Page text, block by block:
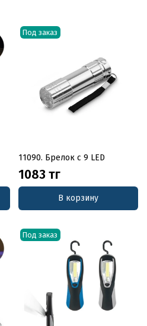
Под заказ
11090. Брелок с 9 LED
1083 тг
В корзину
Под заказ